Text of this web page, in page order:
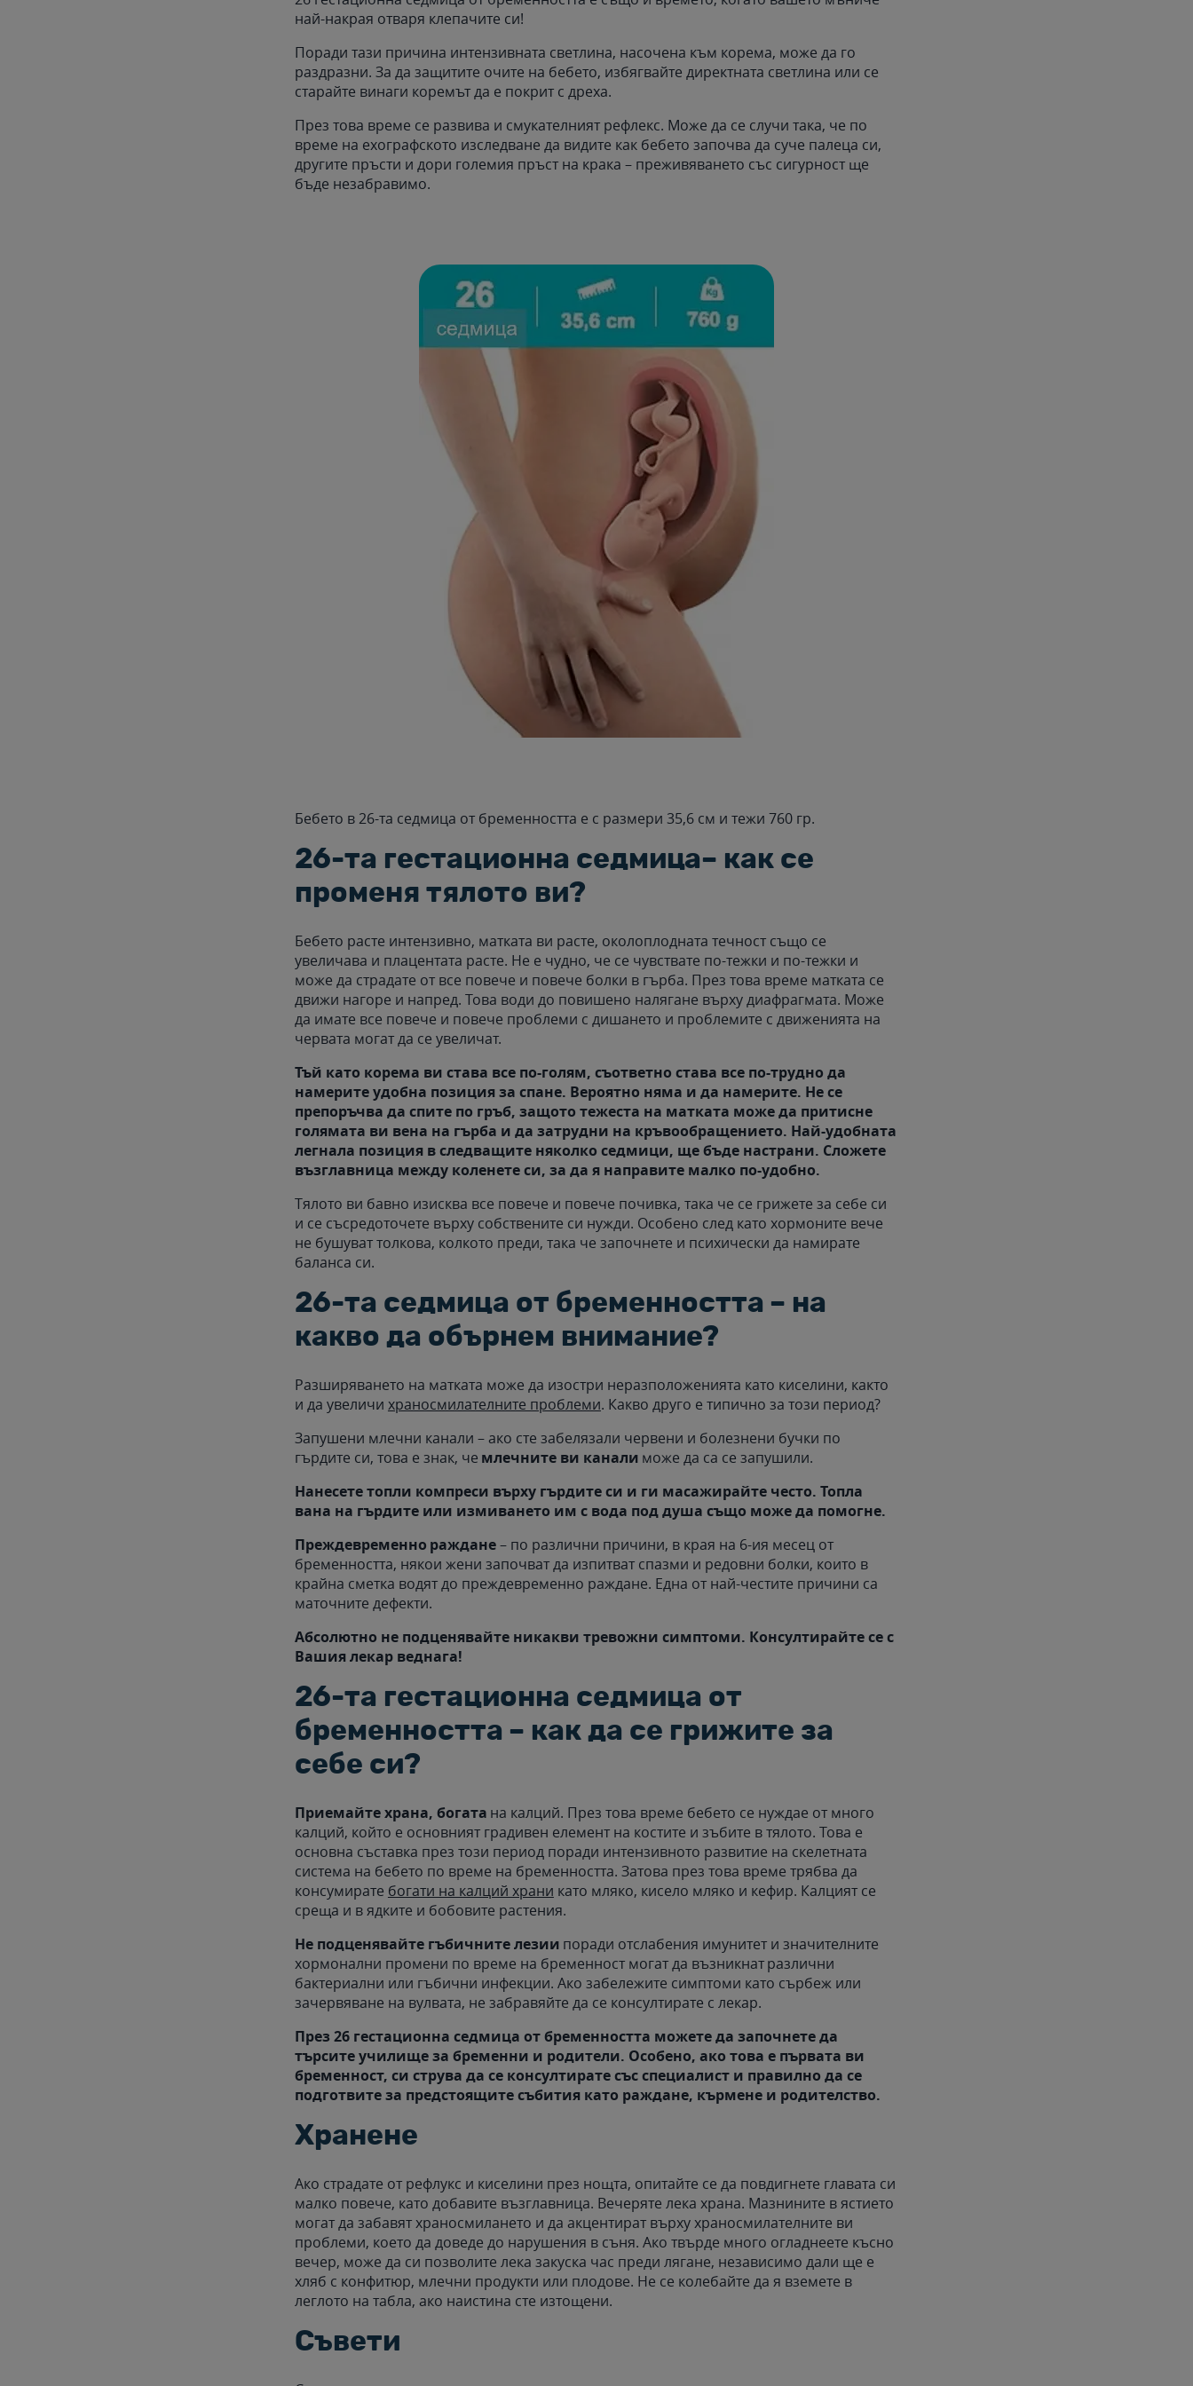
най-накрая отваря клепачите си!
Поради тази причина интензивната светлина, насочена към корема, може да го
раздразни. За да защитите очите на бебето, избягвайте директната светлина или се
старайте винаги коремът да е покрит с дреха.
През това време се развива и смукателният рефлекс. Може да се случи така, че по
време на ехографското изследване да видите как бебето започва да суче палеца си,
другите пръсти и дори големия пръст на крака – преживяването със сигурност ще
бъде незабравимо.
Бебето в 26-та седмица от бременността е с размери 35,6 см и тежи 760 гр.
26-та гестационна седмица– как се
променя тялото ви?
Бебето расте интензивно, матката ви расте, околоплодната течност също се
увеличава и плацентата расте. Не е чудно, че се чувствате по-тежки и по-тежки и
може да страдате от все повече и повече болки в гърба. През това време матката се
движи нагоре и напред. Това води до повишено налягане върху диафрагмата. Може
да имате все повече и повече проблеми с дишането и проблемите с движенията на
червата могат да се увеличат.
Тъй като корема ви става все по-голям, съответно става все по-трудно да
намерите удобна позиция за спане. Вероятно няма и да намерите. Не се
препоръчва да спите по гръб, защото тежеста на матката може да притисне
голямата ви вена на гърба и да затрудни на кръвообращението. Най-удобната
легнала позиция в следващите няколко седмици, ще бъде настрани. Сложете
възглавница между коленете си, за да я направите малко по-удобно.
Тялото ви бавно изисква все повече и повече почивка, така че се грижете за себе си
и се съсредоточете върху собствените си нужди. Особено след като хормоните вече
не бушуват толкова, колкото преди, така че започнете и психически да намирате
баланса си.
26-та седмица от бременността – на
какво да обърнем внимание?
Разширяването на матката може да изостри неразположенията като киселини, както
и да увеличи храносмилателните проблеми. Какво друго е типично за този период?
Запушени млечни канали – ако сте забелязали червени и болезнени бучки по
гърдите си, това е знак, че млечните ви канали може да са се запушили.
Нанесете топли компреси върху гърдите си и ги масажирайте често. Топла
вана на гърдите или измиването им с вода под душа също може да помогне.
Преждевременно раждане– по различни причини, в края на 6-ия месец от
бременността, някои жени започват да изпитват спазми и редовни болки, които в
крайна сметка водят до преждевременно раждане. Една от най-честите причини са
маточните дефекти.
Абсолютно не подценявайте никакви тревожни симптоми. Консултирайте се с
Вашия лекар веднага!
26-та гестационна седмица от
бременността – как да се грижите за
себе си?
Приемайте храна, богата на калций. През това време бебето се нуждае от много
калций, който е основният градивен елемент на костите и зъбите в тялото. Това е
основна съставка през този период поради интензивното развитие на скелетната
система на бебето по време на бременността. Затова през това време трябва да
консумирате богати на калций храни като мляко, кисело мляко и кефир. Калцият се
среща и в ядките и бобовите растения.
Не подценявайте гъбичните лезии поради отслабения имунитет и значителните
хормонални промени по време на бременност могат да възникнат различни
бактериални или гъбични инфекции. Ако забележите симптоми като сърбеж или
зачервяване на вулвата, не забравяйте да се консултирате с лекар.
През 26 гестационна седмица от бременността можете да започнете да
търсите училище за бременни и родители. Особено, ако това е първата ви
бременност, си струва да се консултирате със специалист и правилно да се
подготвите за предстоящите събития като раждане, кърмене и родителство.
Хранене
Ако страдате от рефлукс и киселини през нощта, опитайте се да повдигнете главата си
малко повече, като добавите възглавница. Вечеряте лека храна. Мазнините в ястието
могат да забавят храносмилането и да акцентират върху храносмилателните ви
проблеми, което да доведе до нарушения в съня. Ако твърде много огладнеете късно
вечер, може да си позволите лека закуска час преди лягане, независимо дали ще е
хляб с конфитюр, млечни продукти или плодове. Не се колебайте да я вземете в
леглото на табла, ако наистина сте изтощени.
Съвети